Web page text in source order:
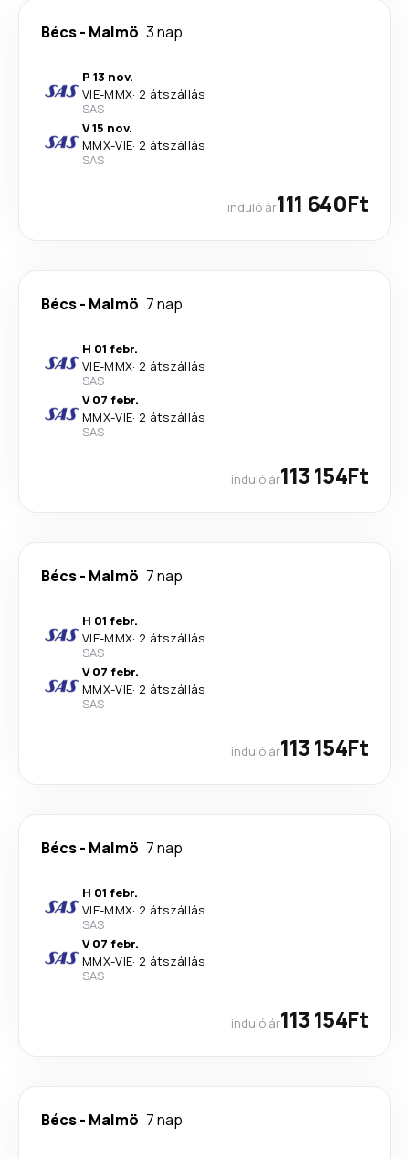
Bécs- Malmö 3 nap
P 13 nov.
VIE-MMX· 2 átszállás
SAS
V 15 nov.
MMX-VIE· 2 átszállás
SAS
induló ár111 640Ft
Bécs- Malmö 7 nap
H 01 febr.
VIE-MMX· 2 átszállás
SAS
V 07 febr.
MMX-VIE· 2 átszállás
SAS
induló ár113 154Ft
Bécs- Malmö 7 nap
H 01 febr.
VIE-MMX· 2 átszállás
SAS
V 07 febr.
MMX-VIE· 2 átszállás
SAS
induló ár113 154Ft
Bécs- Malmö 7 nap
H 01 febr.
VIE-MMX· 2 átszállás
SAS
V 07 febr.
MMX-VIE· 2 átszállás
SAS
induló ár113 154Ft
Bécs- Malmö 7 nap